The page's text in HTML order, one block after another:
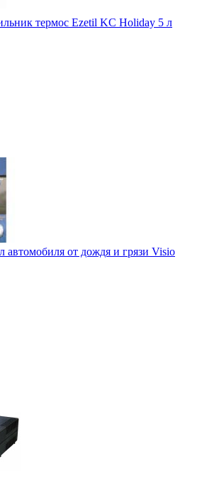
термос Ezetil KC Holiday 5 л
автомобиля от дождя и грязи Visio